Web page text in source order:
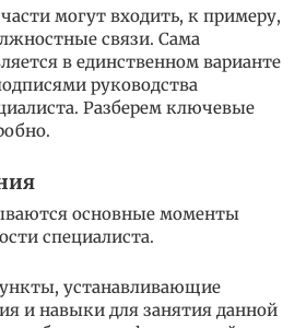
могут входить, к примеру,
связи. Сама
в единственном варианте
руководства
Разберем ключевые
основные моменты
специалиста.
устанавливающие
и навыки для занятия данной